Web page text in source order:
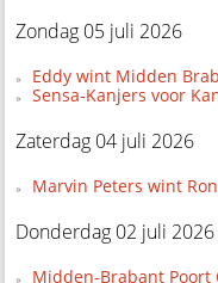
Zondag 05 juli 2026
Eddy wint Midden
Sensa-Kanjers voor
Zaterdag 04 juli 2026
Marvin Peters wint
Donderdag 02 juli 2026
Midden-Brabant Poort